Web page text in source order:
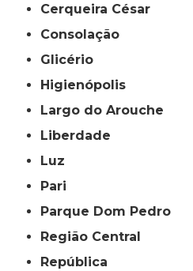
Cerqueira César
Consolação
Glicério
Higienópolis
Largo do Arouche
Liberdade
Luz
Pari
Parque Dom Pedro
Região Central
República